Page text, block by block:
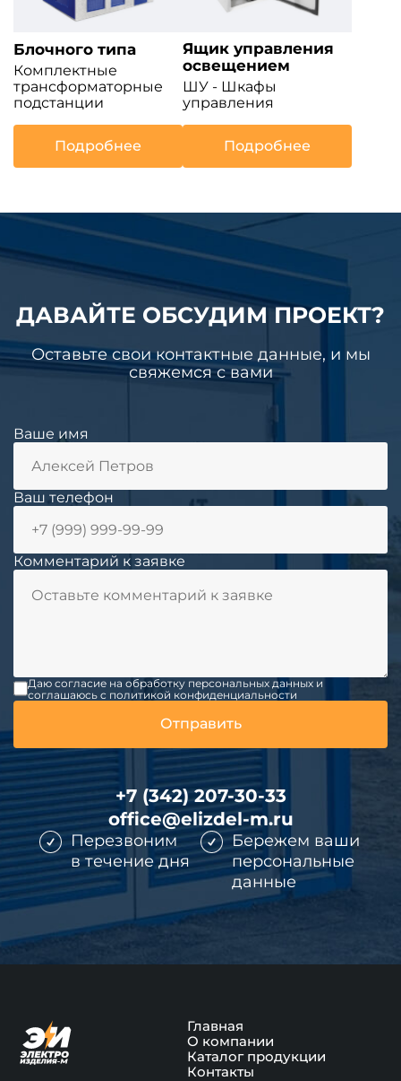
Блочного типа
Комплектные
трансформаторные
подстанции
Подробнее
Ящик управления
освещением
ШУ - Шкафы
управления
Подробнее
ДАВАЙТЕ ОБСУДИМ ПРОЕКТ?
Оставьте свои контактные данные, и мы
свяжемся с вами
Ваше имя
Ваш телефон
Комментарий к заявке
Даю согласие на обработку персональных данных и
соглашаюсь c политикой конфиденциальности
+7 (342) 207-30-33
office@elizdel-m.ru
Перезвоним
в течение дня
Бережем ваши
персональные
данные
Главная
О компании
Каталог продукции
Контакты